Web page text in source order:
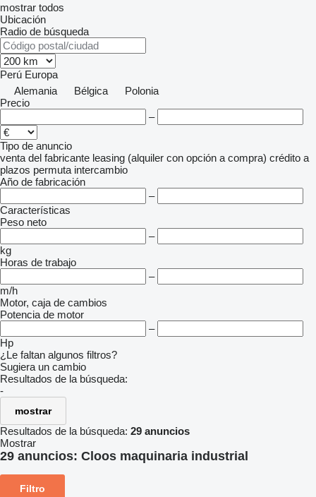
mostrar todos
Ubicación
Radio de búsqueda
Perú Europa
Alemania
Bélgica
Polonia
Precio
–
Tipo de anuncio
venta del fabricante leasing (alquiler con opción a compra) crédito a
plazos permuta intercambio
Año de fabricación
–
Características
Peso neto
–
kg
Horas de trabajo
–
m/h
Motor, caja de cambios
Potencia de motor
–
Hp
¿Le faltan algunos filtros?
Sugiera un cambio
Resultados de la búsqueda:
-
mostrar
Resultados de la búsqueda: 29 anuncios
Mostrar
29 anuncios: Cloos maquinaria industrial
Filtro